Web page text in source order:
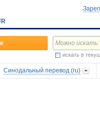
искать в
Синодальный перевод (ru)